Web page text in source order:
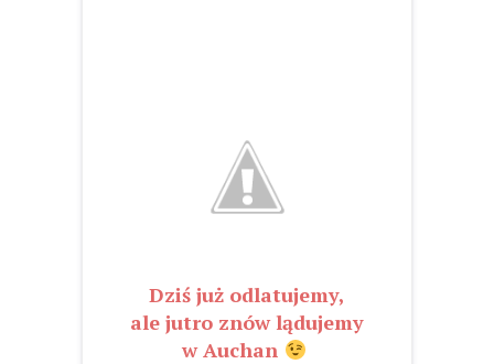
Dziś już odlatujemy,
ale jutro znów lądujemy
w Auchan